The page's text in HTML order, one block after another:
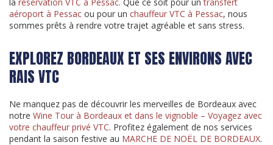
aéroport à Pessac ou pour un chauffeur VTC à Pessac, nous
sommes prêts à rendre votre trajet agréable et sans stress.
EXPLOREZ BORDEAUX ET SES ENVIRONS AVEC
RAIS VTC
Ne manquez pas de découvrir les merveilles de Bordeaux avec
notre Wine Tour à Bordeaux et dans le vignoble – Voyagez avec
votre chauffeur privé VTC. Profitez également de nos services
pendant la saison festive au MARCHE DE NOËL DE BORDEAUX.